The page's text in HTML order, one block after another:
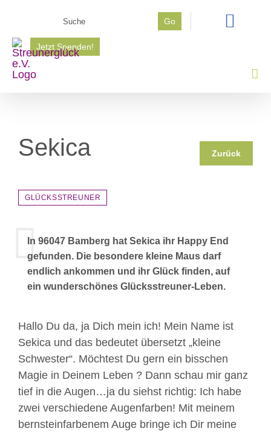
springen
Go
Jetzt Spenden!
Sekica Zurück
GLÜCKSSTREUNER
In 96047 Bamberg hat Sekica ihr Happy End
gefunden. Die besondere kleine Maus darf
endlich ankommen und ihr Glück finden, auf
ein wunderschönes Glücksstreuner-Leben.
Hallo Du da, ja Dich mein ich! Mein Name ist
Sekica und das bedeutet übersetzt „kleine
Schwester“. Möchtest Du gern ein bisschen
Magie in Deinem Leben ? Dann schau mir ganz
tief in die Augen…ja du siehst richtig: Ich habe
zwei verschiedene Augenfarben! Mit meinem
bernsteinfarbenem Auge bringe ich Dir meine